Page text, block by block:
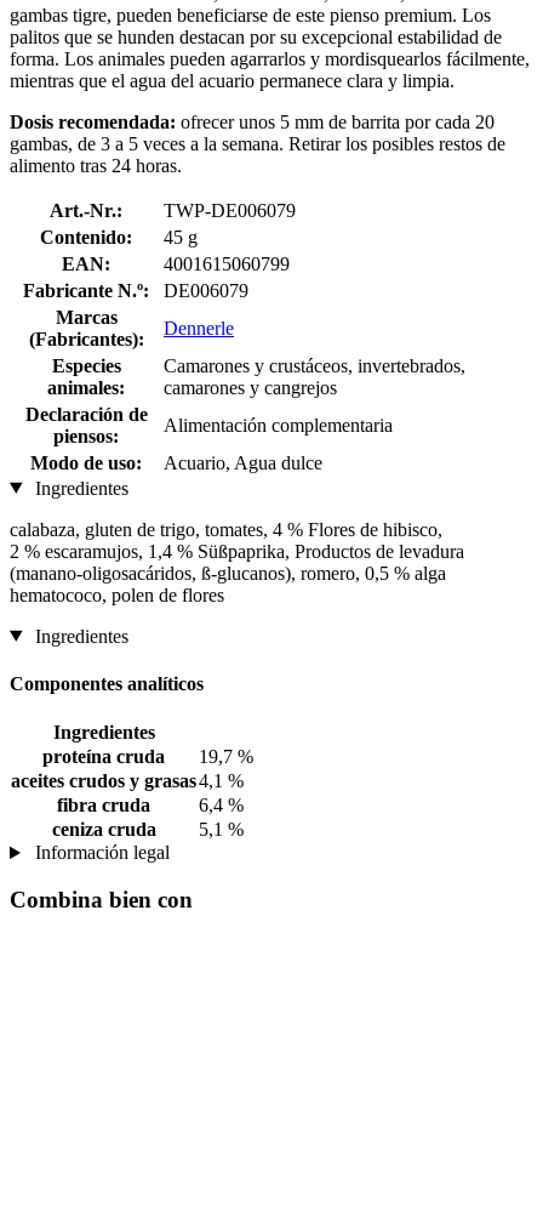
gambas tigre, pueden beneficiarse de este pienso premium. Los
palitos que se hunden destacan por su excepcional estabilidad de
forma. Los animales pueden agarrarlos y mordisquearlos fácilmente,
mientras que el agua del acuario permanece clara y limpia.
Dosis recomendada: ofrecer unos 5 mm de barrita por cada 20
gambas, de 3 a 5 veces a la semana. Retirar los posibles restos de
alimento tras 24 horas.
Art.-Nr.:
TWP-DE006079
Contenido:
45 g
EAN:
4001615060799
Fabricante N.º:
DE006079
Marcas
(Fabricantes):
Dennerle
Especies
animales:
Camarones y crustáceos, invertebrados,
camarones y cangrejos
Declaración de
piensos:
Alimentación complementaria
Modo de uso:
Acuario, Agua dulce
Ingredientes
calabaza, gluten de trigo, tomates, 4 % Flores de hibisco,
2 % escaramujos, 1,4 % Süßpaprika, Productos de levadura
(manano-oligosacáridos, ß-glucanos), romero, 0,5 % alga
hematococo, polen de flores
Ingredientes
Componentes analíticos
Ingredientes
proteína cruda
19,7 %
aceites crudos y grasas4,1 %
fibra cruda
6,4 %
ceniza cruda
5,1 %
Información legal
Combina bien con